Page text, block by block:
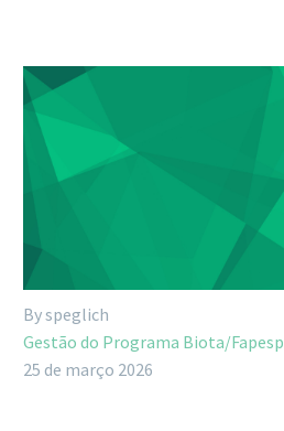
By speglich
Gestão do Programa Biota/Fapesp
25 de março 2026